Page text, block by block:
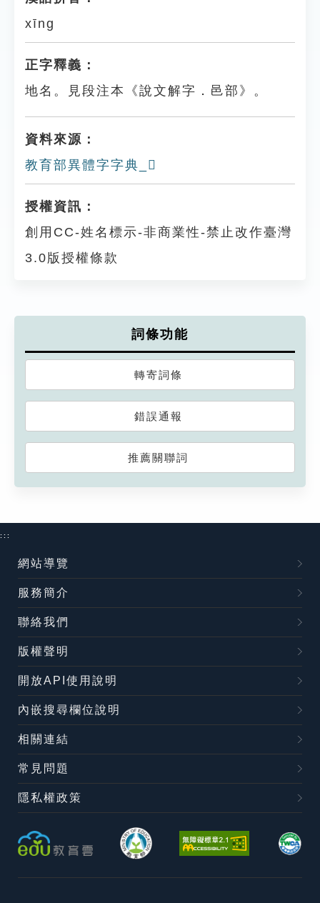
xīng
正字釋義：
地名。見段注本《說文解字．邑部》。
資料來源：
教育部異體字字典_𨞾
授權資訊：
創用CC-姓名標示-非商業性-禁止改作臺灣
3.0版授權條款
詞條功能
轉寄詞條
錯誤通報
推薦關聯詞
:::
網站導覽
服務簡介
聯絡我們
版權聲明
開放API使用說明
內嵌搜尋欄位說明
相關連結
常見問題
隱私權政策